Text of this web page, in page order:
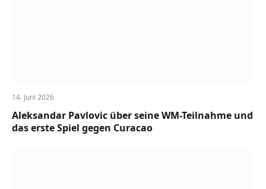
14. Juni 2026
Aleksandar Pavlovic über seine WM-Teilnahme und
das erste Spiel gegen Curacao